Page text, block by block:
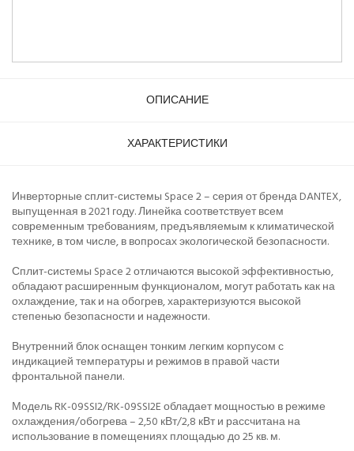
ОПИСАНИЕ
ХАРАКТЕРИСТИКИ
Инверторные сплит-системы Space 2 – серия от бренда DANTEX,
выпущенная в 2021 году. Линейка соответствует всем
современным требованиям, предъявляемым к климатической
технике, в том числе, в вопросах экологической безопасности.
Сплит-системы Space 2 отличаются высокой эффективностью,
обладают расширенным функционалом, могут работать как на
охлаждение, так и на обогрев, характеризуются высокой
степенью безопасности и надежности.
Внутренний блок оснащен тонким легким корпусом с
индикацией температуры и режимов в правой части
фронтальной панели.
Модель RK-09SSI2/RK-09SSI2E обладает мощностью в режиме
охлаждения/обогрева – 2,50 кВт/2,8 кВт и рассчитана на
использование в помещениях площадью до 25 кв. м.